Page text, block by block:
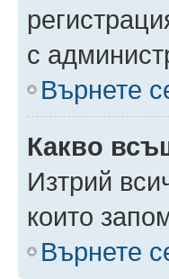
с
Върнете
Какво
Изтрий
които
Върнете